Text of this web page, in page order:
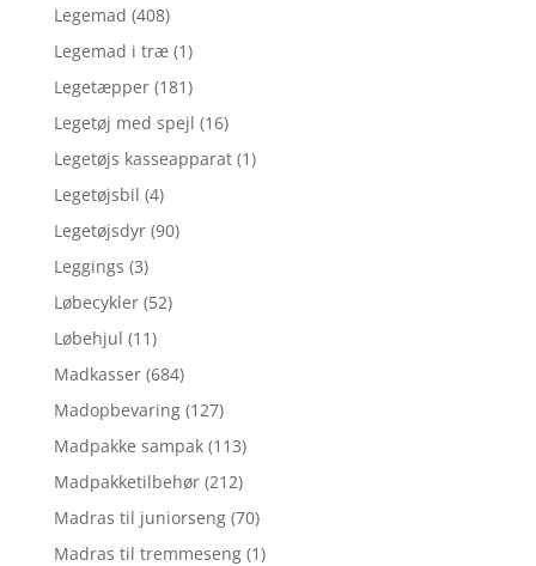
Legemad (408)
Legemad i træ (1)
Legetæpper (181)
Legetøj med spejl (16)
Legetøjs kasseapparat (1)
Legetøjsbil (4)
Legetøjsdyr (90)
Leggings (3)
Løbecykler (52)
Løbehjul (11)
Madkasser (684)
Madopbevaring (127)
Madpakke sampak (113)
Madpakketilbehør (212)
Madras til juniorseng (70)
Madras til tremmeseng (1)